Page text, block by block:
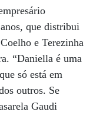
que distribui
e Terezinha
“Daniella é uma
só está em
outros. Se
Gaudi